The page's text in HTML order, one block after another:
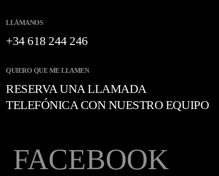
LLÁMANOS
+34 618 244 246
QUIERO QUE ME LLAMEN
RESERVA UNA LLAMADA
TELEFÓNICA CON NUESTRO EQUIPO
FACEBOOK